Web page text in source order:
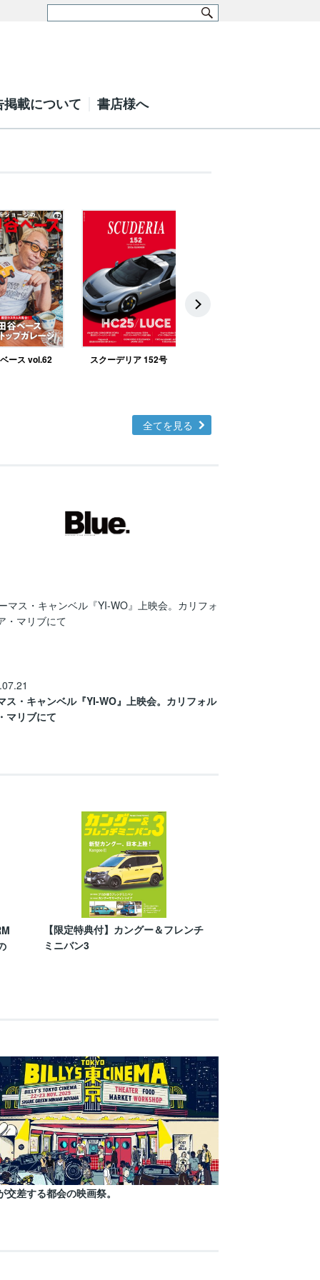
掲載について 書店様へ
ース vol.62 スクーデリア 152号
全てを見る
ス・キャンベル『YI-WO』上映会。カリフォル
マリブにて
【限定特典付】カングー＆フレンチ
ミニバン3
交差する都会の映画祭。